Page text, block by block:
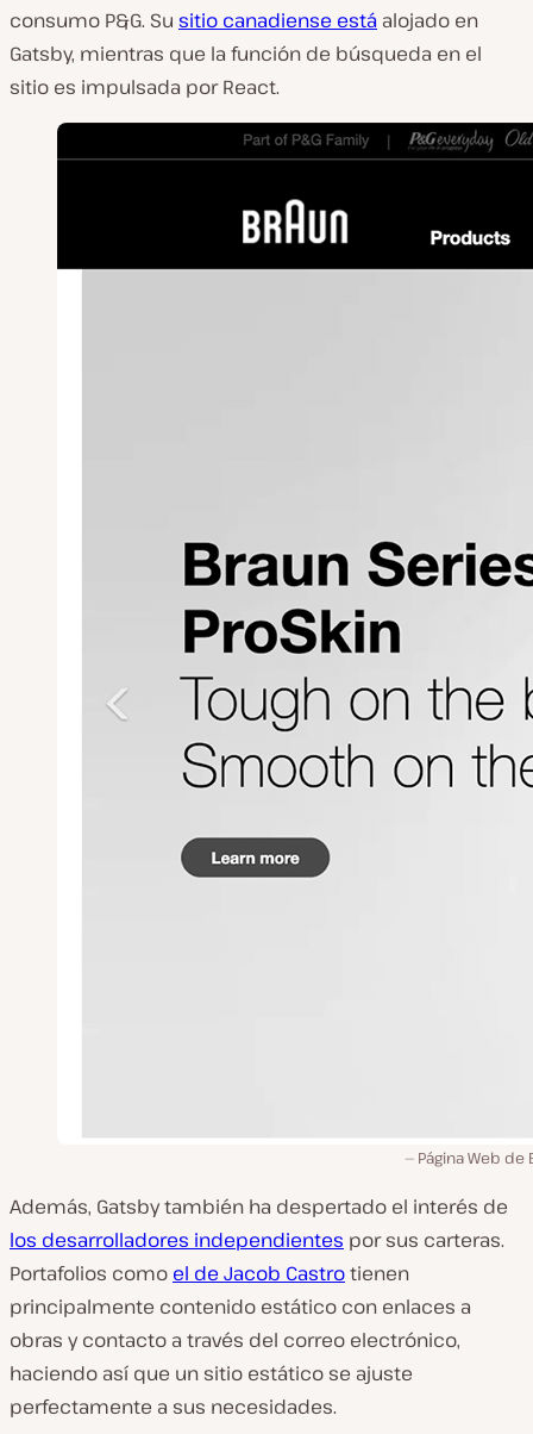
consumo P&G. Su sitio canadiense está alojado en
Gatsby, mientras que la función de búsqueda en el
sitio es impulsada por React.
Página Web de
Además, Gatsby también ha despertado el interés de
los desarrolladores independientes por sus carteras.
Portafolios como el de Jacob Castrotienen
principalmente contenido estático con enlaces a
obras y contacto a través del correo electrónico,
haciendo así que un sitio estático se ajuste
perfectamente a sus necesidades.